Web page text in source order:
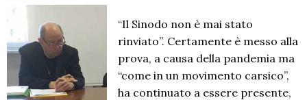
“Il Sinodo non è mai stato
rinviato”. Certamente è messo alla
prova, a causa della pandemia ma
“come in un movimento carsico”,
ha continuato a essere presente,